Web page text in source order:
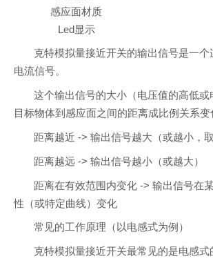
感应面材质
Led显示
克特模拟量接近开关的输出信号是一
电流信号。
这个输出信号的大小（电压值的高低
目标物体到感应面之间的距离成比例关系变
距离越近 -> 输出信号越大（或越小，
距离越远 -> 输出信号越小（或越大）
距离在有效范围内变化 -> 输出信号在
性（或特定曲线）变化
常见的工作原理（以电感式为例）
克特模拟量接近开关最常见的是电感式